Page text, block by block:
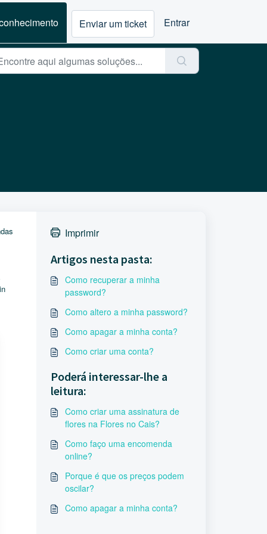
Enviar um ticket Entrar
Imprimir
Artigos nesta pasta:
Como recuperar a minha
password?
Como altero a minha password?
Como apagar a minha conta?
Como criar uma conta?
Poderá interessar-lhe a
leitura:
Como criar uma assinatura de
flores na Flores no Cais?
Como faço uma encomenda
online?
Porque é que os preços podem
oscilar?
Como apagar a minha conta?